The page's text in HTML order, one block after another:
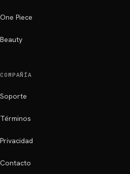
One Piece
Beauty
COMPAÑÍA
Soporte
Términos
Privacidad
Contacto